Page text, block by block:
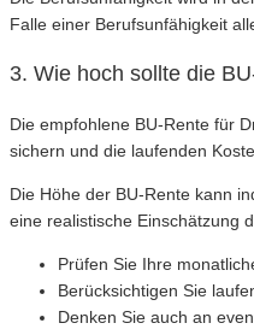
Falle einer Berufsunfähigkeit
3. Wie hoch sollte die
Die empfohlene BU-Rente für
sichern und die laufenden
Die Höhe der BU-Rente kann
eine realistische Einschätzung
Prüfen Sie Ihre
Berücksichtigen Sie
Denken Sie auch an